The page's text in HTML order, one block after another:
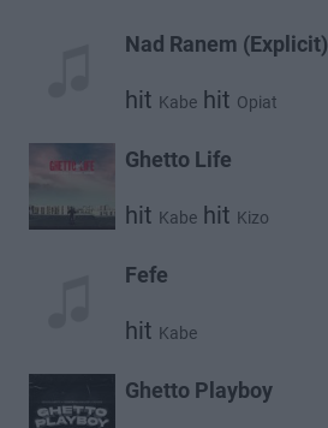
Nad Ranem (Explicit)
hit Kabe hit Opiat
Ghetto Life
hit Kabe hit Kizo
Fefe
hit Kabe
Ghetto Playboy